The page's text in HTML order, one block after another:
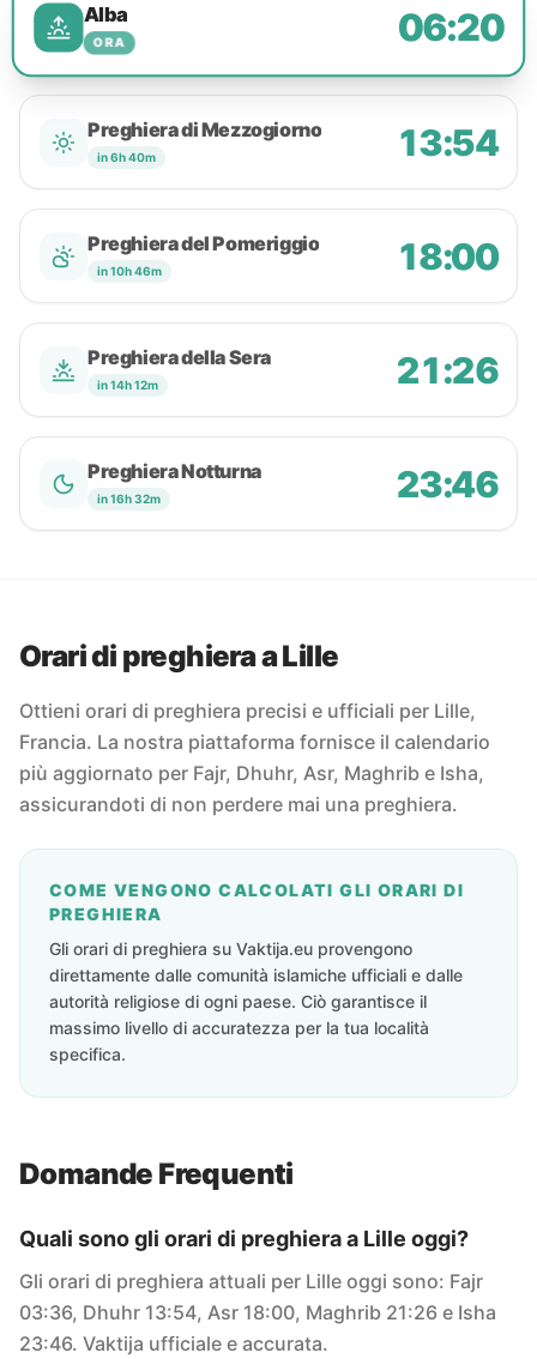
Alba
ORA 06:20
Preghiera di Mezzogiorno
in 6h 40m 13:54
Preghiera del Pomeriggio
in 10h 46m 18:00
Preghiera della Sera
in 14h 12m 21:26
Preghiera Notturna
in 16h 32m 23:46
Orari di preghiera a Lille
Ottieni orari di preghiera precisi e ufficiali per Lille,
Francia. La nostra piattaforma fornisce il calendario
più aggiornato per Fajr, Dhuhr, Asr, Maghrib e Isha,
assicurandoti di non perdere mai una preghiera.
COME VENGONO CALCOLATI GLI ORARI DI
PREGHIERA
Gli orari di preghiera su Vaktija.eu provengono
direttamente dalle comunità islamiche ufficiali e dalle
autorità religiose di ogni paese. Ciò garantisce il
massimo livello di accuratezza per la tua località
specifica.
Domande Frequenti
Quali sono gli orari di preghiera a Lille oggi?
Gli orari di preghiera attuali per Lille oggi sono: Fajr
03:36, Dhuhr 13:54, Asr 18:00, Maghrib 21:26 e Isha
23:46. Vaktija ufficiale e accurata.